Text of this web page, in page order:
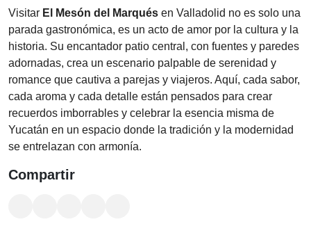
Visitar El Mesón del Marqués en Valladolid no es solo una
parada gastronómica, es un acto de amor por la cultura y la
historia. Su encantador patio central, con fuentes y paredes
adornadas, crea un escenario palpable de serenidad y
romance que cautiva a parejas y viajeros. Aquí, cada sabor,
cada aroma y cada detalle están pensados para crear
recuerdos imborrables y celebrar la esencia misma de
Yucatán en un espacio donde la tradición y la modernidad
se entrelazan con armonía.
Compartir